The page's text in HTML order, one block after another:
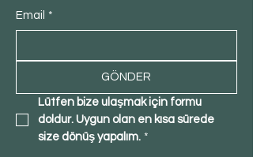
Email *
GÖNDER
Lütfen bize ulaşmak için formu
doldur. Uygun olan en kısa sürede
size dönüş yapalım. *